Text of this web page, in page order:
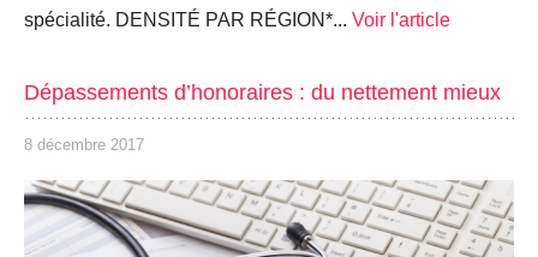
spécialité. DENSITÉ PAR RÉGION*... Voir l'article
Dépassements d’honoraires : du nettement mieux
8 décembre 2017